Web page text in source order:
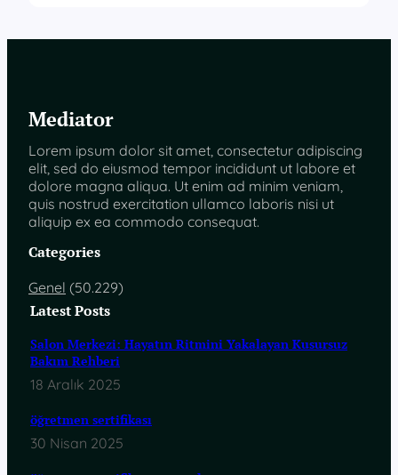
Mediator
Lorem ipsum dolor sit amet, consectetur adipiscing
elit, sed do eiusmod tempor incididunt ut labore et
dolore magna aliqua. Ut enim ad minim veniam,
quis nostrud exercitation ullamco laboris nisi ut
aliquip ex ea commodo consequat.
Categories
Genel (50.229)
Latest Posts
Salon Merkezi: Hayatın Ritmini Yakalayan Kusursuz
Bakım Rehberi
18 Aralık 2025
öğretmen sertifikası
30 Nisan 2025